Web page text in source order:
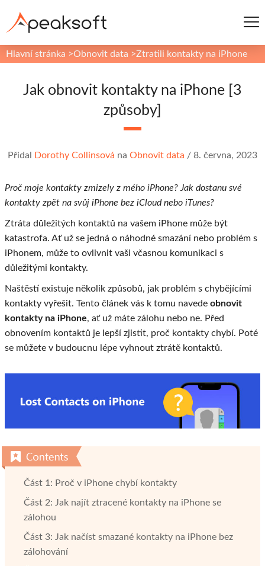
Hlavní stránka >Obnovit data >Ztratili kontakty na iPhone
Jak obnovit kontakty na iPhone [3
způsoby]
Přidal Dorothy Collinsová na Obnovit data / 8. června, 2023
Proč moje kontakty zmizely z mého iPhone? Jak dostanu své
kontakty zpět na svůj iPhone bez iCloud nebo iTunes?
Ztráta důležitých kontaktů na vašem iPhone může být
katastrofa. Ať už se jedná o náhodné smazání nebo problém s
iPhonem, může to ovlivnit vaši včasnou komunikaci s
důležitými kontakty.
Naštěstí existuje několik způsobů, jak problém s chybějícími
kontakty vyřešit. Tento článek vás k tomu navede obnovit
kontakty na iPhone, ať už máte zálohu nebo ne. Před
obnovením kontaktů je lepší zjistit, proč kontakty chybí. Poté
se můžete v budoucnu lépe vyhnout ztrátě kontaktů.
Část 1: Proč v iPhone chybí kontakty
Část 2: Jak najít ztracené kontakty na iPhone se
zálohou
Část 3: Jak načíst smazané kontakty na iPhone bez
zálohování